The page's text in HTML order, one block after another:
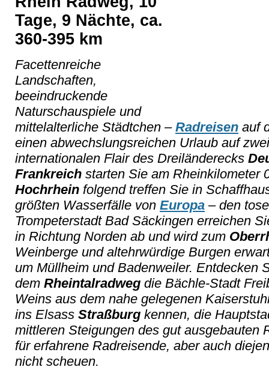
Tage, 9 Nächte, ca.
360-395 km
Facettenreiche
Landschaften,
beeindruckende
Naturschauspiele und
mittelalterliche Städtchen – Radreisen auf
einen abwechslungsreichen Urlaub auf
internationalen Flair des Dreiländerecks
Frankreich starten Sie am Rheinkilometer
Hochrhein folgend treffen Sie in
größten Wasserfälle von Europa – den
Trompeterstadt Bad Säckingen erreichen
in Richtung Norden ab und wird zum
Weinberge und altehrwürdige Burgen
um Müllheim und Badenweiler. Entdecken
dem Rheintalradweg die Bächle-Stadt
Weins aus dem nahe gelegenen
ins Elsass Straßburg kennen, die
mittleren Steigungen des gut ausgebauten
für erfahrene Radreisende, aber auch
nicht scheuen.